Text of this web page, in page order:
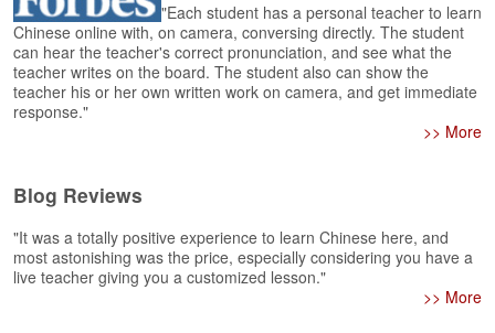
s
H
o
m
e
k
u
e
s
"Each student has a personal teacher to learn
Chinese online with, on camera, conversing directly. The student
can hear the teacher's correct pronunciation, and see what the
teacher writes on the board. The student also can show the
teacher his or her own written work on camera, and get immediate
response."
>> More
Blog Reviews
"It was a totally positive experience to learn Chinese here, and
most astonishing was the price, especially considering you have a
live teacher giving you a customized lesson."
>> More